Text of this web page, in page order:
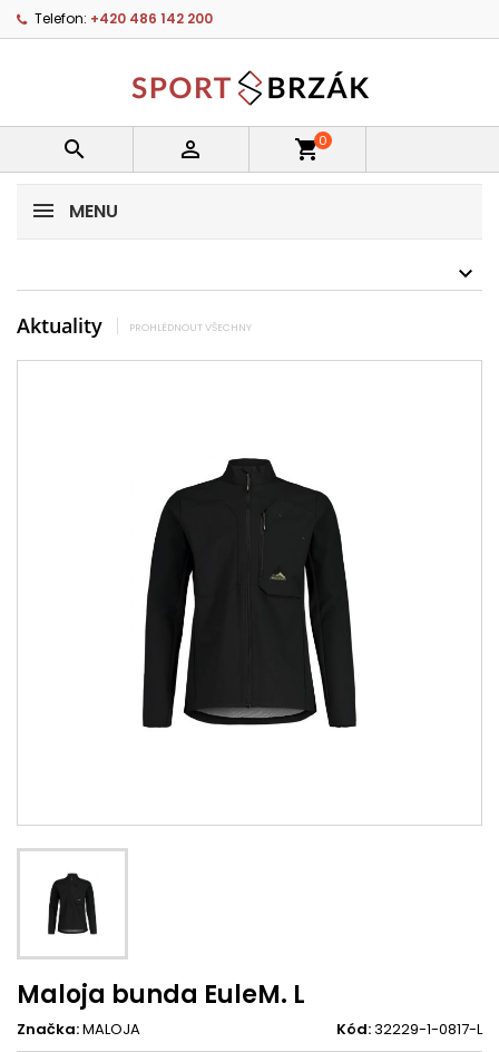
Telefon: +420 486 142 200
  shopping_cart0
MENU
Aktuality PROHLÉDNOUT VŠECHNY
Maloja bunda EuleM. L
Značka:MALOJA Kód:32229-1-0817-L